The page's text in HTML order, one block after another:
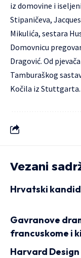
iz domovine i
Stipaničeva,
Mikulića, sestara
Domovnicu
Dragović. Od
Tamburaškog
Kočila iz
Vezani
Hrvatski
Gavranove
francuskome i
Harvard